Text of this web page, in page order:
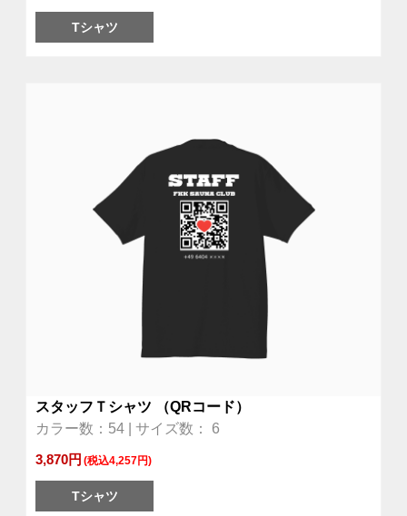
Tシャツ
スタッフＴシャツ （QRコード）
カラー数：54 | サイズ数： 6
3,870円 (税込4,257円)
Tシャツ